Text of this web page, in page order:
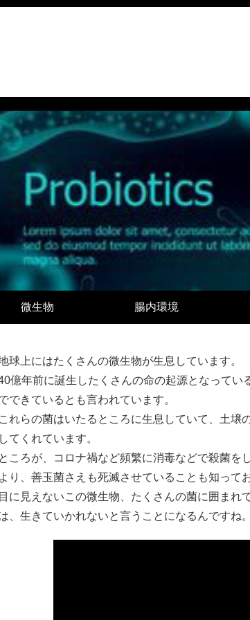
微生物 腸内環境
球上にはたくさんの微生物が生息しています。
億年前に誕生したくさんの命の起源となって
できているとも言われています。
これらの菌はいたるところに生息していて、土壌
してくれています。
ところが、コロナ禍など頻繁に消毒などで殺菌を
より、善玉菌さえも死滅させていることも知って
目に見えないこの微生物、たくさんの菌に囲まれ
、生きていかれないと言うことになるんですね。